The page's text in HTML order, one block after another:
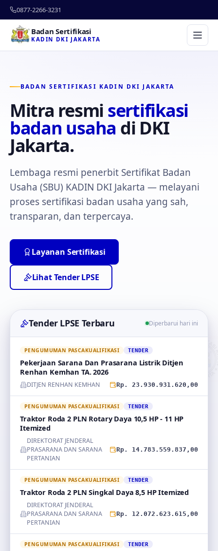
0877-2266-3231
Badan Sertifikasi
KADIN DKI JAKARTA
BADAN SERTIFIKASI KADIN DKI JAKARTA
Mitra resmi sertifikasi
badan usaha di DKI
Jakarta.
Lembaga resmi penerbit Sertifikat Badan
Usaha (SBU) KADIN DKI Jakarta — melayani
proses sertifikasi badan usaha yang sah,
transparan, dan terpercaya.
Layanan Sertifikasi
Lihat Tender LPSE
Tender LPSE Terbaru Diperbarui hari ini
PENGUMUMAN PASCAKUALIFIKASI TENDER
Pekerjaan Sarana Dan Prasarana Listrik Ditjen
Renhan Kemhan TA. 2026
DITJEN RENHAN KEMHAN Rp. 23.930.931.620,00
PENGUMUMAN PASCAKUALIFIKASI TENDER
Traktor Roda 2 PLN Rotary Daya 10,5 HP - 11 HP
Itemized
DIREKTORAT JENDERAL
PRASARANA DAN SARANA
PERTANIAN
Rp. 14.783.559.837,00
PENGUMUMAN PASCAKUALIFIKASI TENDER
Traktor Roda 2 PLN Singkal Daya 8,5 HP Itemized
DIREKTORAT JENDERAL
PRASARANA DAN SARANA
PERTANIAN
Rp. 12.072.623.615,00
PENGUMUMAN PASCAKUALIFIKASI TENDER